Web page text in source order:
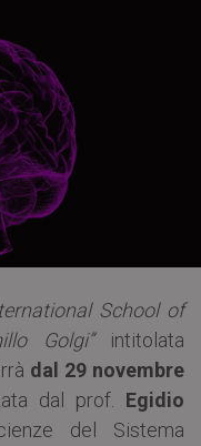
School of
Golgi”intitolata
dal 29 novembre
dal prof. Egidio
del Sistema